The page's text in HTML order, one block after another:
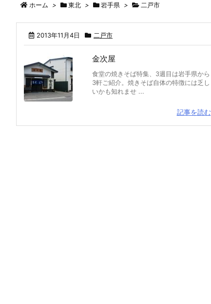
ホーム > 東北 > 岩手県 > 二戸市
2013年11月4日 二戸市
金次屋
食堂の焼きそば特集、3週目は岩手県から
3軒ご紹介。焼きそば自体の特徴には乏し
いかも知れませ ...
記事を読む